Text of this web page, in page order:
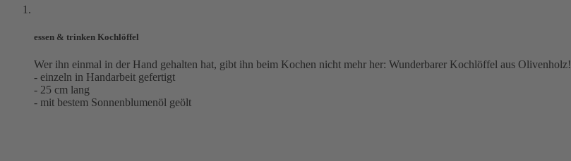
essen & trinken Kochlöffel
Wer ihn einmal in der Hand gehalten hat, gibt ihn beim Kochen nicht mehr her: Wunderbarer Kochlöffel aus Olivenholz!
- einzeln in Handarbeit gefertigt
- 25 cm lang
- mit bestem Sonnenblumenöl geölt